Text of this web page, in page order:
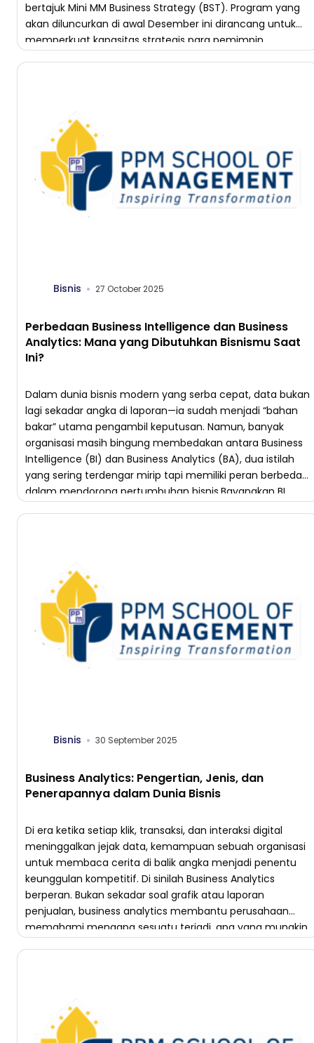
bertajuk Mini MM Business Strategy (BST). Program yang
akan diluncurkan di awal Desember ini dirancang untuk
memperkuat kapasitas strategis para pemimpin,
Bisnis 27 October 2025
Perbedaan Business Intelligence dan Business
Analytics: Mana yang Dibutuhkan Bisnismu Saat
Ini?
Dalam dunia bisnis modern yang serba cepat, data bukan
lagi sekadar angka di laporan—ia sudah menjadi “bahan
bakar” utama pengambil keputusan. Namun, banyak
organisasi masih bingung membedakan antara Business
Intelligence (BI) dan Business Analytics (BA), dua istilah
yang sering terdengar mirip tapi memiliki peran berbeda
dalam mendorong pertumbuhan bisnis.Bayangkan BI
Bisnis 30 September 2025
Business Analytics: Pengertian, Jenis, dan
Penerapannya dalam Dunia Bisnis
Di era ketika setiap klik, transaksi, dan interaksi digital
meninggalkan jejak data, kemampuan sebuah organisasi
untuk membaca cerita di balik angka menjadi penentu
keunggulan kompetitif. Di sinilah Business Analytics
berperan. Bukan sekadar soal grafik atau laporan
penjualan, business analytics membantu perusahaan
memahami mengapa sesuatu terjadi, apa yang mungkin